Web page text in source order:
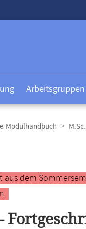
Arbeitsgruppen
Modulhandbuch
aus dem